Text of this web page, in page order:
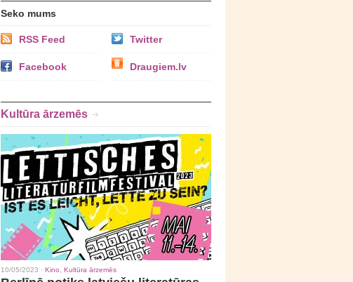
Seko mums
RSS Feed Twitter
Facebook Draugiem.lv
Kultūra ārzemēs
10/05/2023 · Kino Kultūra ārzemēs